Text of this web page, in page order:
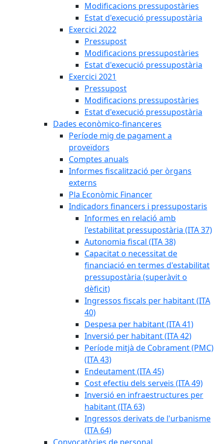
Modificacions pressupostàries
Estat d'execució pressupostària
Exercici 2022
Pressupost
Modificacions pressupostàries
Estat d'execució pressupostària
Exercici 2021
Pressupost
Modificacions pressupostàries
Estat d'execució pressupostària
Dades econòmico-financeres
Període mig de pagament a
proveïdors
Comptes anuals
Informes fiscalització per òrgans
externs
Pla Econòmic Financer
Indicadors financers i pressupostaris
Informes en relació amb
l'estabilitat pressupostària (ITA 37)
Autonomia fiscal (ITA 38)
Capacitat o necessitat de
financiació en termes d'estabilitat
pressupostària (superàvit o
dèficit)
Ingressos fiscals per habitant (ITA
40)
Despesa per habitant (ITA 41)
Inversió per habitant (ITA 42)
Període mitjà de Cobrament (PMC)
(ITA 43)
Endeutament (ITA 45)
Cost efectiu dels serveis (ITA 49)
Inversió en infraestructures per
habitant (ITA 63)
Ingressos derivats de l'urbanisme
(ITA 64)